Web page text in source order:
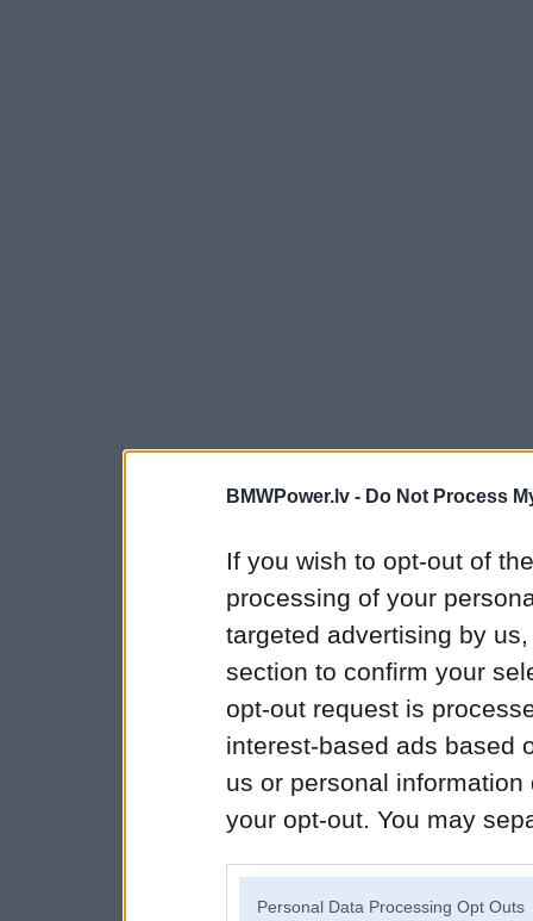
BMWPower.lv - Do Not Process
If you wish to opt-out of
processing of your
targeted advertising by
section to confirm your
opt-out request is
interest-based ads based
us or personal
your opt-out. You may
Personal Data Processing Opt Outs